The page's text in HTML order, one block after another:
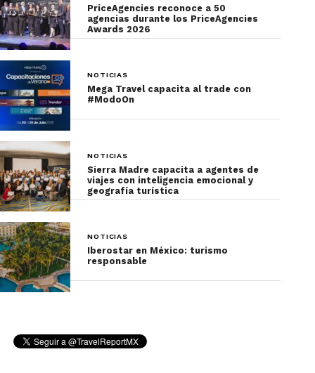
PriceAgencies reconoce a 50
agencias durante los PriceAgencies
Awards 2026
NOTICIAS
Mega Travel capacita al trade con
#ModoOn
NOTICIAS
Sierra Madre capacita a agentes de
viajes con inteligencia emocional y
geografía turística
NOTICIAS
Iberostar en México: turismo
responsable